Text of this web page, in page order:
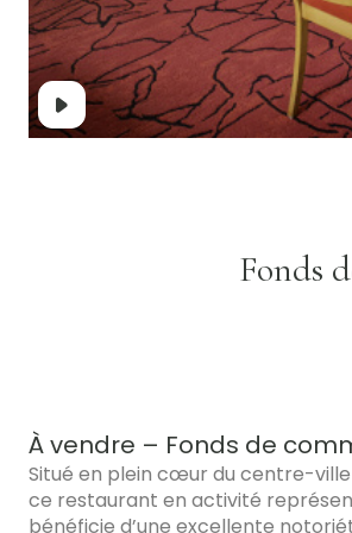
À vendre – Fonds de
Situé en plein cœur du centre-
ce restaurant en activité
bénéficie d’une excellente